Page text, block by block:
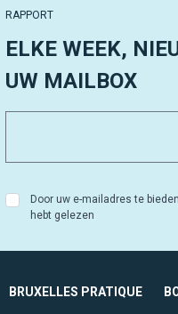
RAPPORT
ELKE WEEK,
UW MAILBOX
Door uw e-mailadres te
hebt gelezen
BRUXELLES PRATIQUE